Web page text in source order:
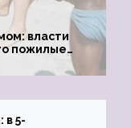
власти
пожилые
в 5-